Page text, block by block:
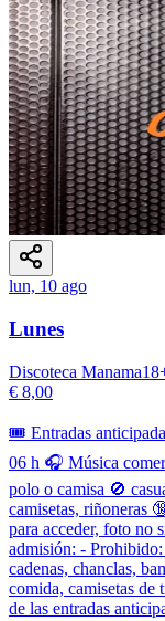
lun, 10 ago
Lunes
Discoteca Manama18
€ 8,00
🎟️ Entradas
06 h 🎧 Música
polo o camisa 🚫
camisetas, riñoneras
para acceder, foto no
admisión: -
cadenas, chanclas,
comida, camisetas de
de las entradas